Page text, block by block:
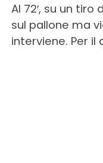
Al 72′, su un
sul pallone ma
interviene. Per